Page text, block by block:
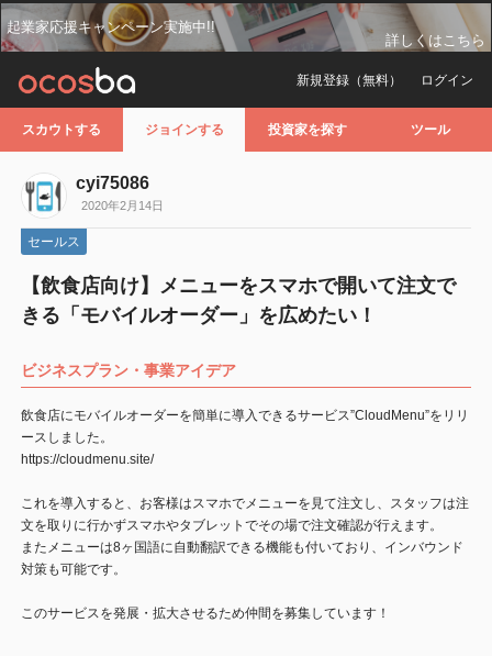
起業家応援キャンペーン実施中!!
詳しくはこちら
ログイン
新規登録（無料）
スカウトする ジョインする 投資家を探す ツール
cyi75086
2020年2月14日
セールス
【飲食店向け】メニューをスマホで開いて注文で
きる「モバイルオーダー」を広めたい！
ビジネスプラン・事業アイデア
飲食店にモバイルオーダーを簡単に導入できるサービス”CloudMenu”をリリ
ースしました。
https://cloudmenu.site/
これを導入すると、お客様はスマホでメニューを見て注文し、スタッフは注
文を取りに行かずスマホやタブレットでその場で注文確認が行えます。
またメニューは8ヶ国語に自動翻訳できる機能も付いており、インバウンド
対策も可能です。
このサービスを発展・拡大させるため仲間を募集しています！